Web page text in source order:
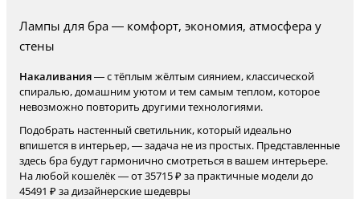
Лампы для бра — комфорт, экономия, атмосфера у
стены
Накаливания— с тёплым жёлтым сиянием, классической
спиралью, домашним уютом и тем самым теплом, которое
невозможно повторить другими технологиями.
Подобрать настенный светильник, который идеально
впишется в интерьер, — задача не из простых. Представленные
здесь бра будут гармонично смотреться в вашем интерьере.
На любой кошелёк — от 35715 ₽ за практичные модели до
45491 ₽ за дизайнерские шедевры